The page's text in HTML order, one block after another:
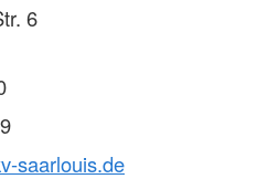
6
saarlouis.de